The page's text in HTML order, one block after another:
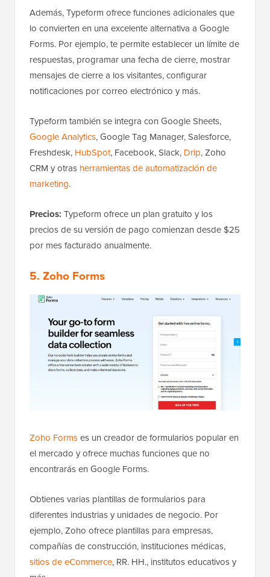
Además, Typeform ofrece funciones adicionales que
lo convierten en una excelente alternativa a Google
Forms. Por ejemplo, te permite establecer un límite de
respuestas, programar una fecha de cierre, mostrar
mensajes de cierre a los visitantes, configurar
notificaciones por correo electrónico y más.
Typeform también se integra con Google Sheets,
Google Analytics, Google Tag Manager, Salesforce,
Freshdesk, HubSpot, Facebook, Slack, Drip, Zoho
CRM y otras herramientas de automatización de
marketing.
Precios: Typeform ofrece un plan gratuito y los
precios de su versión de pago comienzan desde $25
por mes facturado anualmente.
5. Zoho Forms
Zoho Formses un creador de formularios popular en
el mercado y ofrece muchas funciones que no
encontrarás en Google Forms.
Obtienes varias plantillas de formularios para
diferentes industrias y unidades de negocio. Por
ejemplo, Zoho ofrece plantillas para empresas,
compañías de construcción, instituciones médicas,
sitios de eCommerce, RR. HH., institutos educativos y